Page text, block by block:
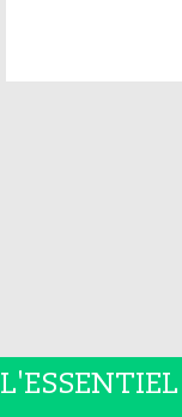
L'ESSENTIEL